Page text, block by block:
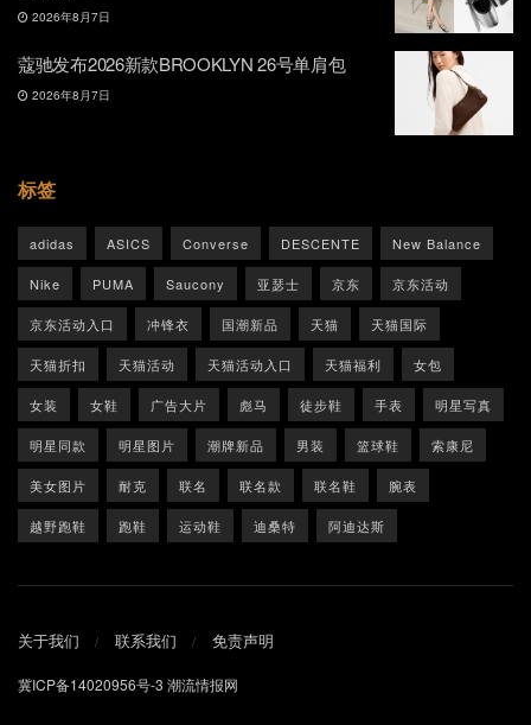
2026年8月7日
蔻驰发布2026新款BROOKLYN 26号单肩包
2026年8月7日
标签
adidas ASICS Converse DESCENTE New Balance
Nike PUMA Saucony 亚瑟士 京东 京东活动
京东活动入口 冲锋衣 国潮新品 天猫 天猫国际
天猫折扣 天猫活动 天猫活动入口 天猫福利 女包
女装 女鞋 广告大片 彪马 徒步鞋 手表 明星写真
明星同款 明星图片 潮牌新品 男装 篮球鞋 索康尼
美女图片 耐克 联名 联名款 联名鞋 腕表
越野跑鞋 跑鞋 运动鞋 迪桑特 阿迪达斯
关于我们 联系我们 免责声明
冀ICP备14020956号-3 潮流情报网